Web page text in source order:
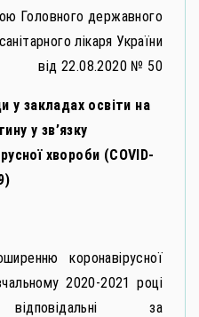
Головного державного
санітарного лікаря України
від 22.08.2020 № 50
у закладах освіти на
у зв’язку
хвороби (СОVID-
)
коронавірусної
2020-2021 році
за